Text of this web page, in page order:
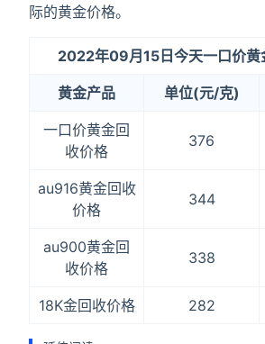
际的黄金价格。
2022年09月15日今天一口价黄
黄金产品 单位(元/克)
一口价黄金回
收价格
376
au916黄金回收
价格
344
au900黄金回
收价格
338
18K金回收价格 282